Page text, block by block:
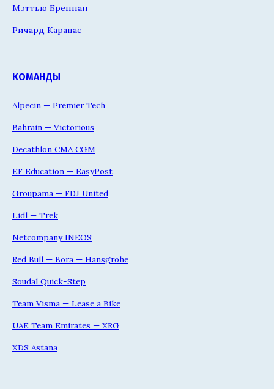
Мэттью Бреннан
Ричард Карапас
КОМАНДЫ
Alpecin — Premier Tech
Bahrain — Victorious
Decathlon CMA CGM
EF Education — EasyPost
Groupama — FDJ United
Lidl — Trek
Netcompany INEOS
Red Bull — Bora — Hansgrohe
Soudal Quick-Step
Team Visma — Lease a Bike
UAE Team Emirates — XRG
XDS Astana